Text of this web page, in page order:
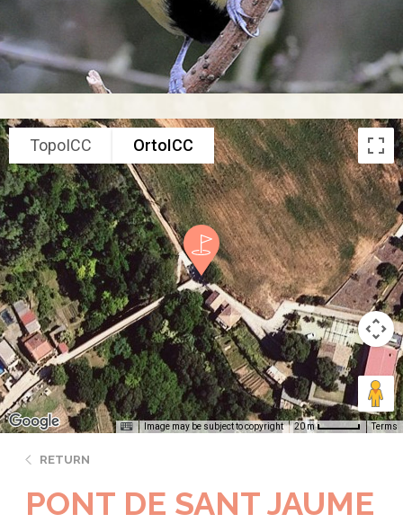
TopoICC OrtoICC
Image may be subject to copyright 20 m Terms
RETURN
PONT DE SANT JAUME